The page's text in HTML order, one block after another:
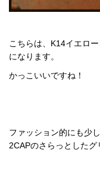
こちらは、K14イエロ
になります。
かっこいいですね！
ファッション的にも少
2CAPのさらっとした